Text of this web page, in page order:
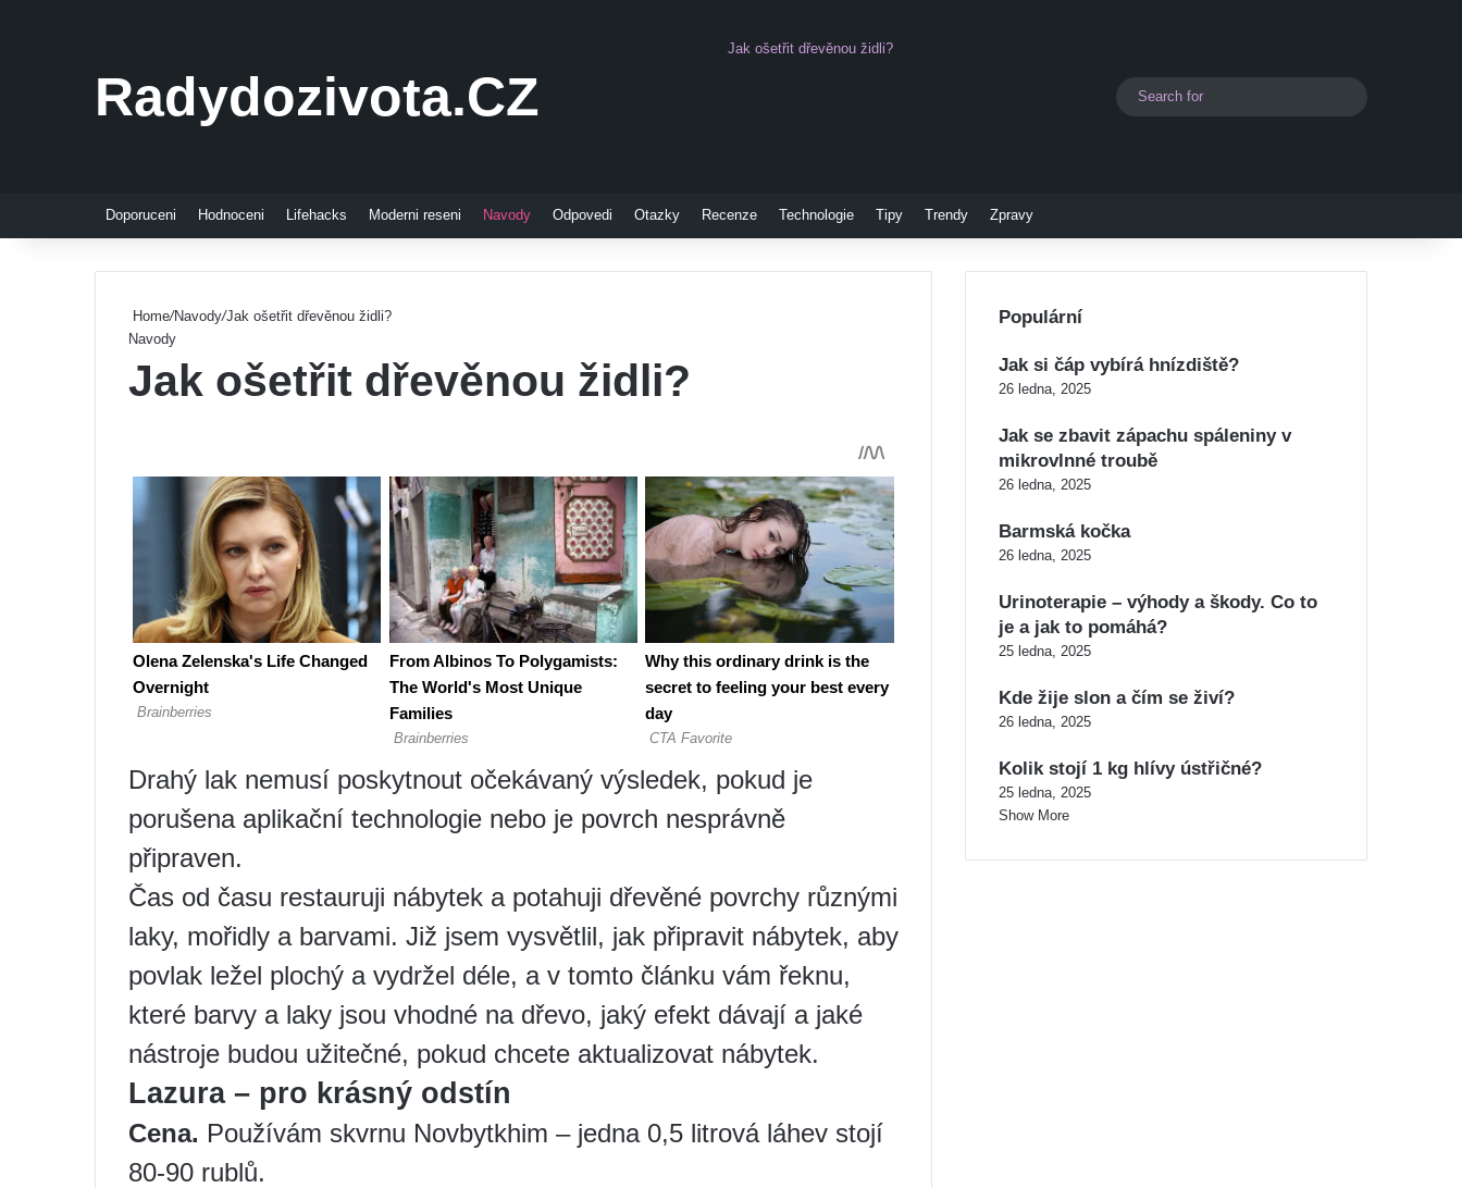
Radydozivota.CZ
Jak ošetřit dřevěnou židli?
Switch skin
Doporuceni Hodnoceni Lifehacks Moderni reseni Navody Odpovedi Otazky Recenze Technologie Tipy Trendy Zpravy
Home/Navody/Jak ošetřit dřevěnou židli?
Navody
Jak ošetřit dřevěnou židli?
Drahý lak nemusí poskytnout očekávaný výsledek, pokud je
porušena aplikační technologie nebo je povrch nesprávně
připraven.
Čas od času restauruji nábytek a potahuji dřevěné povrchy různými
laky, mořidly a barvami. Již jsem vysvětlil, jak připravit nábytek, aby
povlak ležel plochý a vydržel déle, a v tomto článku vám řeknu,
které barvy a laky jsou vhodné na dřevo, jaký efekt dávají a jaké
nástroje budou užitečné, pokud chcete aktualizovat nábytek.
Lazura – pro krásný odstín
Cena. Používám skvrnu Novbytkhim – jedna 0,5 litrová láhev stojí
80-90 rublů.
Populární
Jak si čáp vybírá hnízdiště?
26 ledna, 2025
Jak se zbavit zápachu spáleniny v
mikrovlnné troubě
26 ledna, 2025
Barmská kočka
26 ledna, 2025
Urinoterapie – výhody a škody. Co to
je a jak to pomáhá?
25 ledna, 2025
Kde žije slon a čím se živí?
26 ledna, 2025
Kolik stojí 1 kg hlívy ústřičné?
25 ledna, 2025
Show More